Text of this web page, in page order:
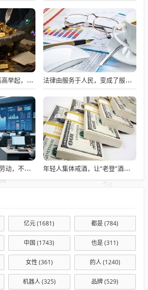
彭慕曦面临的绝非“高高举起，轻轻放下” 法律由服务于人民，变成了服务于法学届
很多农村老年人习惯劳动，不劳动就会闲出病来 年轻人集体戒酒，让“老登”酒企的天快塌了
亿元(1681) 都是(784)
中国 (1743) 也是(311)
女性 (361) 的人(1240)
机器人(325) 品牌(529)